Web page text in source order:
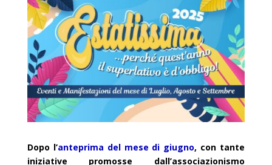
Dopo l’anteprima del mese di giugno, con tante
iniziative promosse dall’associazionismo